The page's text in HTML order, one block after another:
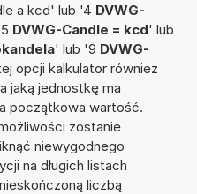
a kcd' lub '4 DVWG-
DVWG-Candle = kcd' lub
' lub '9 DVWG-
opcji kalkulator również
jaką jednostkę ma
początkowa wartość.
zostanie
niewygodnego
na długich listach
liczbą